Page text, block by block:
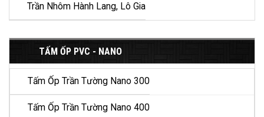
Trần Nhôm Hành Lang, Lô Gia
TẤM ỐP PVC - NANO
Tấm Ốp Trần Tường Nano 300
Tấm Ốp Trần Tường Nano 400